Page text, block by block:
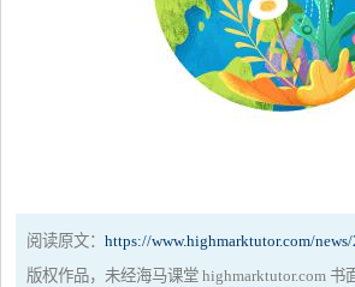
阅读原文：https://www.highmarktutor.com/
版权作品，未经海马课堂 highmarktutor.com 书